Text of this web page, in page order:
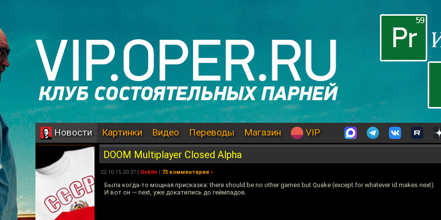
Новости Картинки Видео Переводы Магазин VIP
DOOM Multiplayer Closed Alpha
22.10.15 20:37 | Goblin | 73 комментария »
Была когда-то мощная присказка: there should be no other games but Quake (except for whatever id makes next).
И вот он — next, уже докатились до геймпадов.